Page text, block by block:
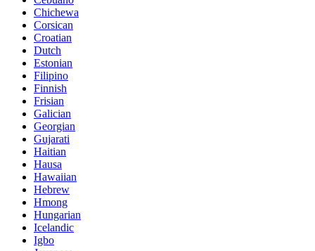
Chichewa
Corsican
Croatian
Dutch
Estonian
Filipino
Finnish
Frisian
Galician
Georgian
Gujarati
Haitian
Hausa
Hawaiian
Hebrew
Hmong
Hungarian
Icelandic
Igbo